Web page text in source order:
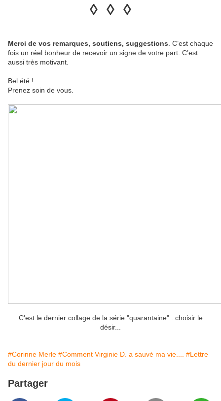
◊ ◊ ◊
Merci de vos remarques, soutiens, suggestions . C’est chaque
fois un réel bonheur de recevoir un signe de votre part. C’est
aussi très motivant.
Bel été !
Prenez soin de vous.
C'est le dernier collage de la série "quarantaine" : choisir le
désir...
#Corinne Merle #Comment Virginie D. a sauvé ma vie....
#Lettre
du dernier jour du mois
Partager